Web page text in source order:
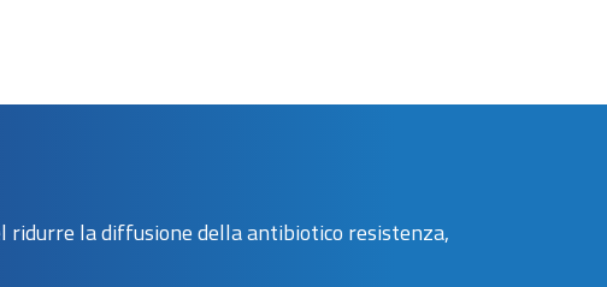
ridurre la diffusione della antibiotico resistenza,